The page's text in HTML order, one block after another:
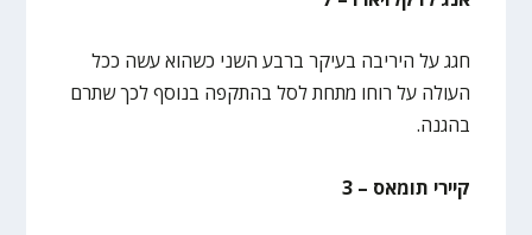
חגג על היריבה בעיקר ברבע השני כשהוא עשה ככל
העולה על רוחו מתחת לסל בהתקפה בנוסף לכך שתרם
בהגנה.
קיירי תומאס – 3